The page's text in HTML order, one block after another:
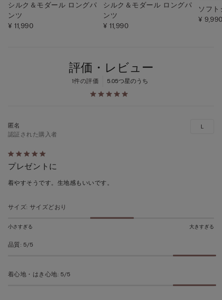
シルク＆モダール ロングパ
ンツ
¥ 11,990
シルク＆モダール ロングパ
ンツ
¥ 11,990
ソフ
¥
評価・レビュー
5.05つ星のうち
1件の評価
5
段
階
う
5
評
認証された購入者
プレゼントに
着やすそうです。生地感もいいです。
L
サイズ: サイズどおり
小さすぎる 大きすぎる
品質: 5/5
着心地・はき心地: 5/5